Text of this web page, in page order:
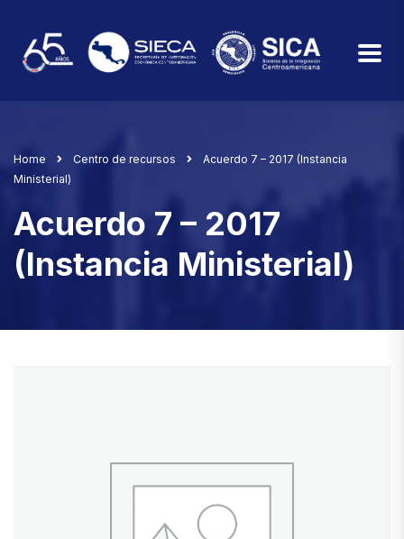
Home Centro de recursos
Acuerdo 7 – 2017 (Instancia
Ministerial)
Acuerdo 7 – 2017
(Instancia Ministerial)